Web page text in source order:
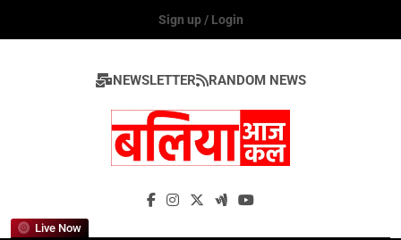
Sign up / Login
NEWSLETTER RANDOM NEWS
Live Now
Ballia Aaj Kal